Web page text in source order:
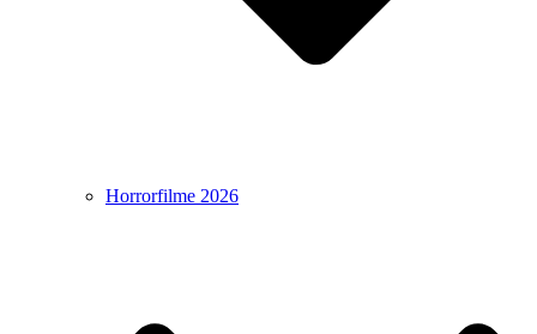
Horrorfilme 2026